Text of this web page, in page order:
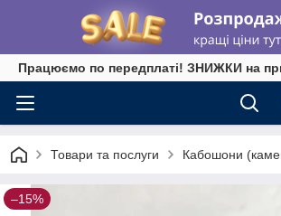
Працюємо по передплаті! ЗНИЖКИ на
Товари та послуги Кабошони
–15%